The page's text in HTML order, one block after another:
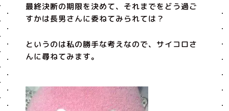
最終決断の期限を決めて、それまでをどう過ご
すかは長男さんに委ねてみられては？
というのは私の勝手な考えなので、サイコロさ
んに尋ねてみます。